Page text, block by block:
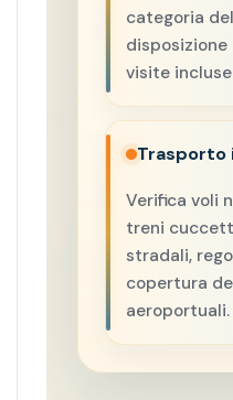
categoria
visite
Trasporto
Verifica voli
treni
stradali,
copertura
aeroportuali.